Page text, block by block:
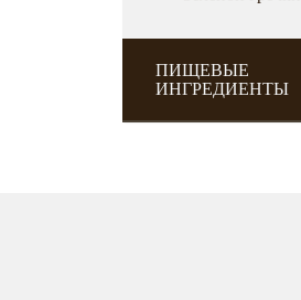
ПИЩЕВЫЕ
ИНГРЕДИЕНТЫ